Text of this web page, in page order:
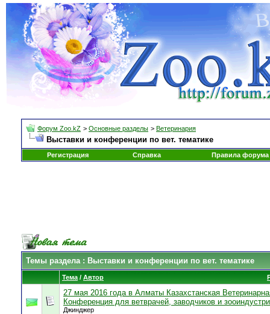
Форум Zoo.kZ > Основные разделы > Ветеринария
Выставки и конференции по вет. тематике
Регистрация Справка Правила форума
Темы раздела: Выставки и конференции по вет. тематике
Тема / Автор
27 мая 2016 года в Алматы Казахстанская
Конференция для ветврачей, заводчиков и
Джинджер